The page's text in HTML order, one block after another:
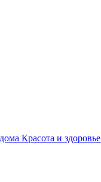
Красота и здоровье